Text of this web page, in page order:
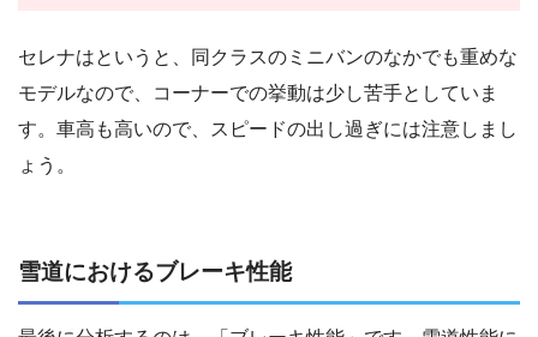
セレナはというと、同クラスのミニバンのなかでも重めな
モデルなので、コーナーでの挙動は少し苦手としていま
す。車高も高いので、スピードの出し過ぎには注意しまし
ょう。
雪道におけるブレーキ性能